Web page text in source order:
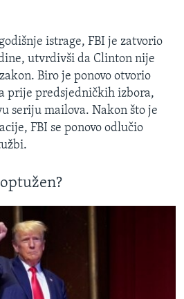
istrage, FBI je zatvorio
utvrdivši da Clinton nije
Biro je ponovo otvorio
prije predsjedničkih izbora,
seriju mailova. Nakon što je
FBI se ponovo odlučio